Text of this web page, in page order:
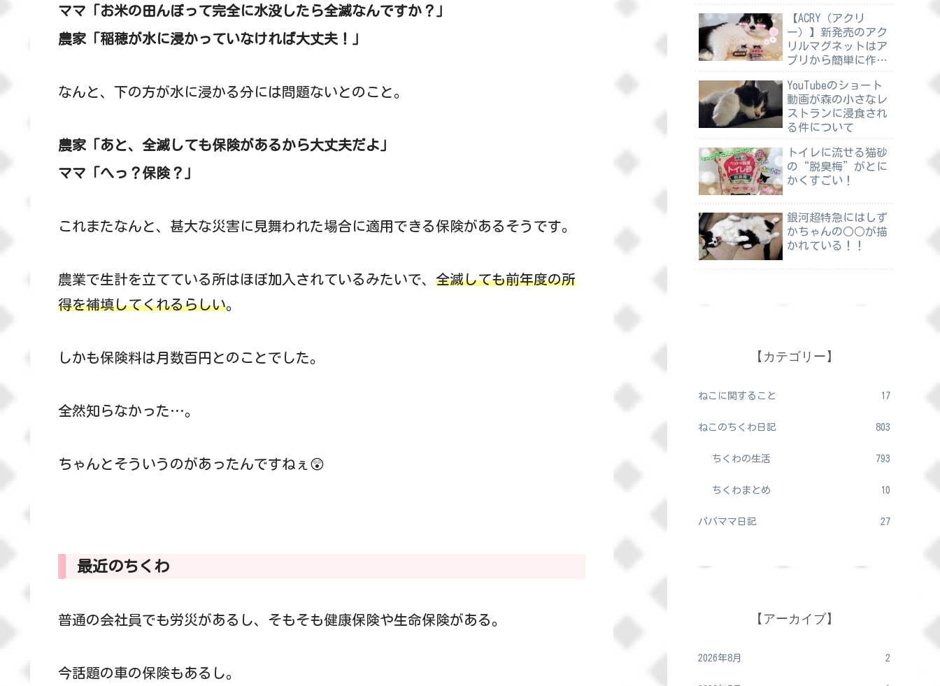
ママ「お米の田んぼって完全に水没したら全滅なんですか？」
農家「稲穂が水に浸かっていなければ大丈夫！」
なんと、下の方が水に浸かる分には問題ないとのこと。
農家「あと、全滅しても保険があるから大丈夫だよ」
ママ「へっ？保険？」
これまたなんと、甚大な災害に見舞われた場合に適用できる保険があるそうです。
農業で生計を立てている所はほぼ加入されているみたいで、 全滅しても前年度の所
得を補填してくれるらしい。
しかも保険料は月数百円とのことでした。
全然知らなかった…。
ちゃんとそういうのがあったんですねぇ😲
最近のちくわ
普通の会社員でも労災があるし、そもそも健康保険や生命保険がある。
今話題の車の保険もあるし。
【ACRY（アクリ
ー）】新発売のアク
リルマグネットはア
プリから簡単に作れ
YouTubeのショート
動画が森の小さなレ
ストランに浸食され
る件について
トイレに流せる猫砂
の“脱臭梅”がとに
かくすごい！
銀河超特急にはしず
かちゃんの○○が描
かれている！！
【カテゴリー】
ねこに関すること 17
ねこのちくわ日記 803
ちくわの生活 793
ちくわまとめ 10
パパママ日記 27
【アーカイブ】
2026年8月 2